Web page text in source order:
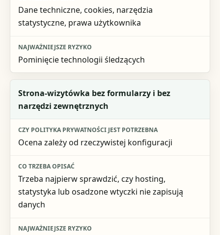
Dane techniczne, cookies, narzędzia
statystyczne, prawa użytkownika
Pominięcie technologii śledzących
Strona-wizytówka bez formularzy i bez
narzędzi zewnętrznych
Ocena zależy od rzeczywistej konfiguracji
Trzeba najpierw sprawdzić, czy hosting,
statystyka lub osadzone wtyczki nie zapisują
danych